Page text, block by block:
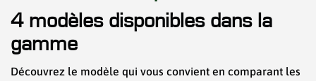
4 modèles disponibles dans la
gamme
Découvrez le modèle qui vous convient en comparant les